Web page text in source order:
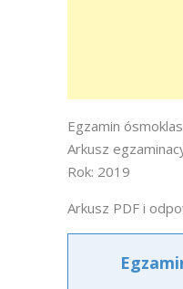
Egzamin
Arkusz
Rok: 2019
Arkusz PDF i